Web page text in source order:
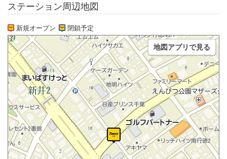
ステーション周辺地図
新規オープン 閉鎖予定
地図アプリで見る